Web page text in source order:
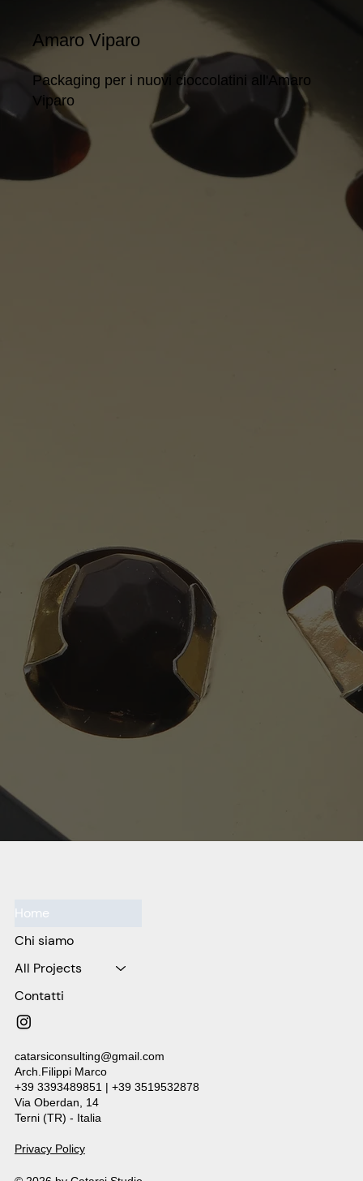
Amaro Viparo
Packaging per i nuovi cioccolatini all'Amaro
Viparo
Home
Chi siamo
All Projects
Contatti
catarsiconsulting@gmail.com
Arch.Filippi Marco
+39 3393489851 | +39 3519532878
Via Oberdan, 14
Terni (TR) - Italia
Privacy Policy